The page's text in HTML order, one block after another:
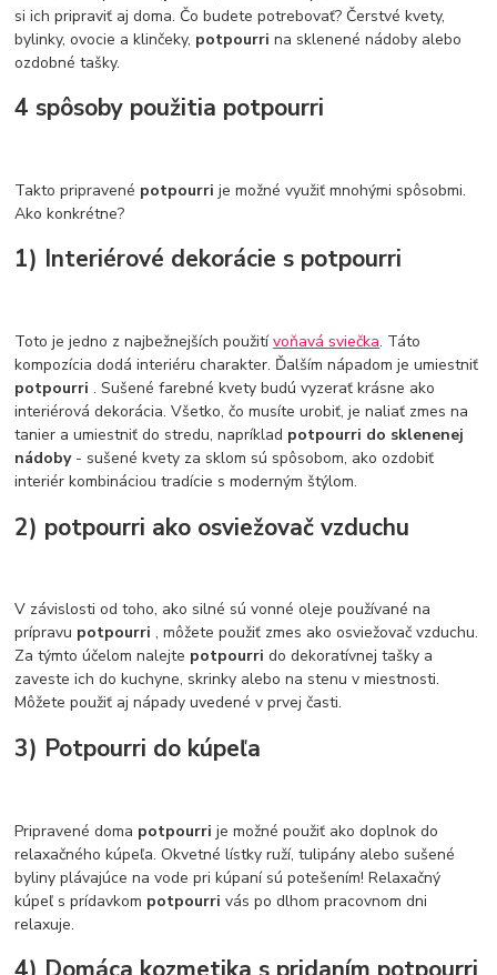
si ich pripraviť aj doma. Čo budete potrebovať? Čerstvé kvety,
bylinky, ovocie a klinčeky, potpourrina sklenené nádoby alebo
ozdobné tašky.
4 spôsoby použitia potpourri
Takto pripravené potpourrije možné využiť mnohými spôsobmi.
Ako konkrétne?
1) Interiérové dekorácie s potpourri
Toto je jedno z najbežnejších použitívoňavá sviečka. Táto
kompozícia dodá interiéru charakter. Ďalším nápadom je umiestniť
potpourri. Sušené farebné kvety budú vyzerať krásne ako
interiérová dekorácia. Všetko, čo musíte urobiť, je naliať zmes na
tanier a umiestniť do stredu, napríklad potpourri do sklenenej
nádoby - sušené kvety za sklom sú spôsobom, ako ozdobiť
interiér kombináciou tradície s moderným štýlom.
2) potpourri ako osviežovač vzduchu
V závislosti od toho, ako silné sú vonné oleje používané na
prípravu potpourri, môžete použiť zmes ako osviežovač vzduchu.
Za týmto účelom nalejte potpourrido dekoratívnej tašky a
zaveste ich do kuchyne, skrinky alebo na stenu v miestnosti.
Môžete použiť aj nápady uvedené v prvej časti.
3) Potpourri do kúpeľa
Pripravené doma potpourrije možné použiť ako doplnok do
relaxačného kúpeľa. Okvetné lístky ruží, tulipány alebo sušené
byliny plávajúce na vode pri kúpaní sú potešením! Relaxačný
kúpeľ s prídavkom potpourrivás po dlhom pracovnom dni
relaxuje.